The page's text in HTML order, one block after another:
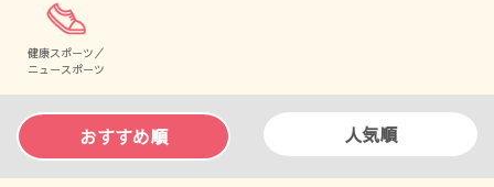
健康スポーツ／
ニュースポーツ
おすすめ順 人気順